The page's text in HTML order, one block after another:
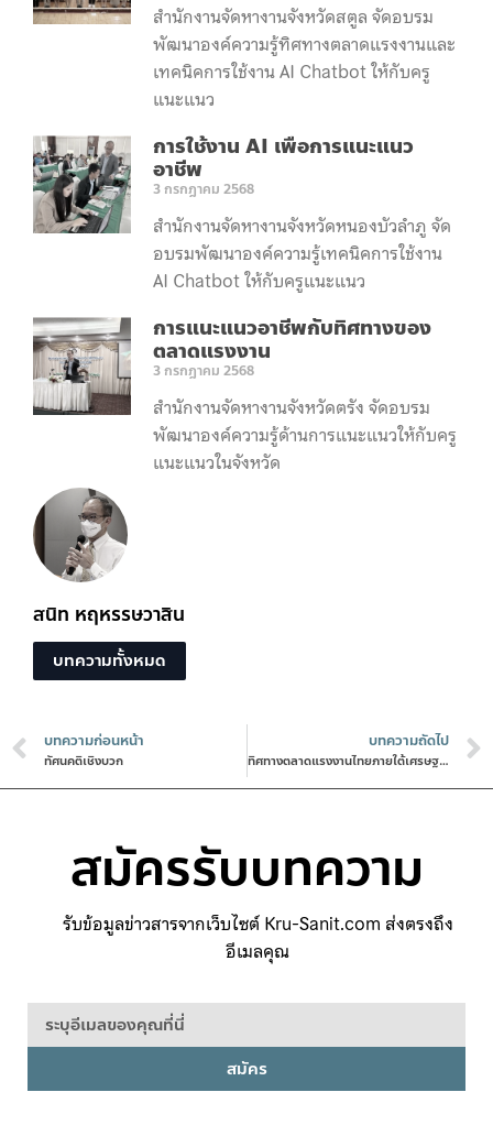
สนิท หฤหรรษวาสิน
บทความทั้งหมด
สำนักงานจัดหางานจังหวัดสตูล จัดอบรม
พัฒนาองค์ความรู้ทิศทางตลาดแรงงานและ
เทคนิคการใช้งาน AI Chatbot ให้กับครู
แนะแนว
การใช้งาน AI เพื่อการแนะแนว
อาชีพ
3 กรกฎาคม 2568
สำนักงานจัดหางานจังหวัดหนองบัวลำภู จัด
อบรมพัฒนาองค์ความรู้เทคนิคการใช้งาน
AI Chatbot ให้กับครูแนะแนว
การแนะแนวอาชีพกับทิศทางของ
ตลาดแรงงาน
3 กรกฎาคม 2568
สำนักงานจัดหางานจังหวัดตรัง จัดอบรม
พัฒนาองค์ความรู้ด้านการแนะแนวให้กับครู
แนะแนวในจังหวัด
บทความก่อนหน้า
ทัศนคติเชิงบวก
บทความถัดไป
ทิศทางตลาดแรงงานไทยภายใต้เศรษฐกิจดิจิทัล
สมัครรับบทความ
รับข้อมูลข่าวสารจากเว็บไซต์ Kru-Sanit.com ส่งตรงถึง
อีเมลคุณ
สมัคร